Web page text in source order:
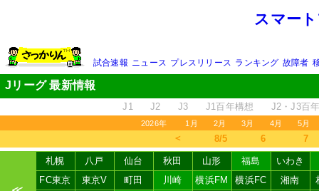
スマー
試合速報 ニュース プレスリリース ランキング 故障者
Jリーグ 最新情報
J1 J2 J3 J1百年構想 J2・J3百
2026年 1月 2月 3月 4月 5月
＜ 8/5 6 7
札幌 八戸 仙台 秋田 山形 福島
いわき
FC東京
東京V 町田 川崎 横浜FM 横浜FC 湘南